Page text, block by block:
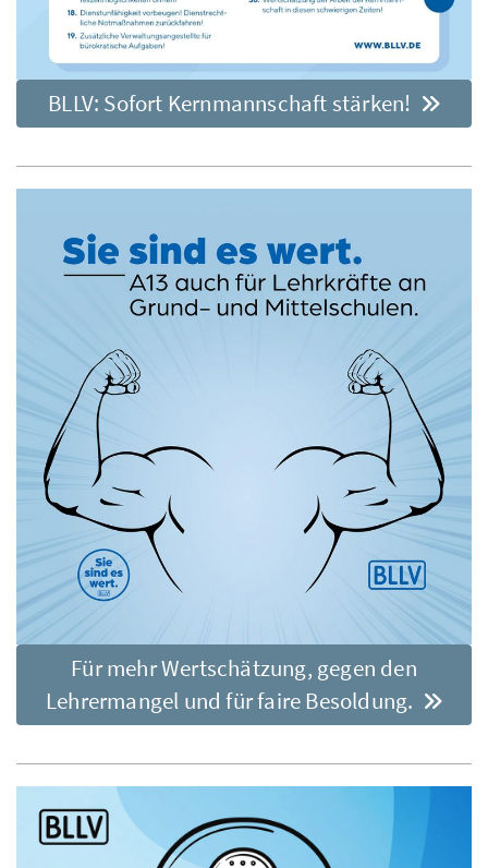
BLLV: Sofort Kernmannschaft stärken!
Für mehr Wertschätzung, gegen den
Lehrermangel und für faire Besoldung.